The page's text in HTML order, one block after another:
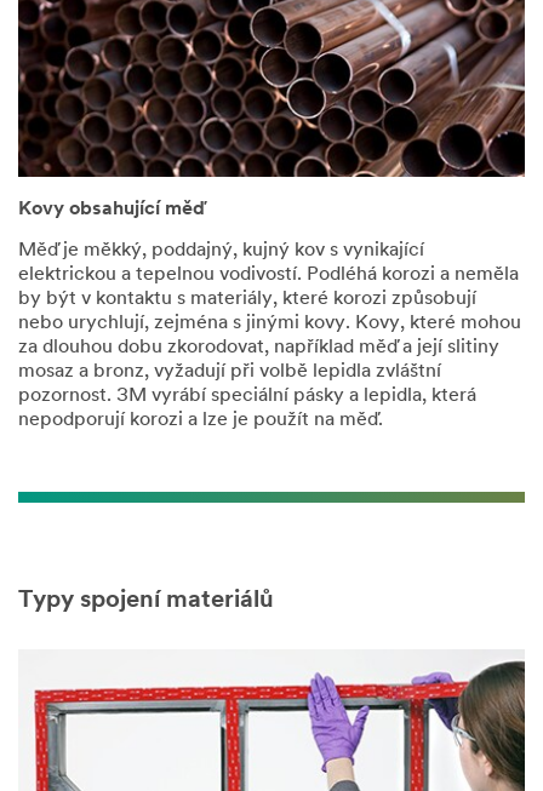
Kovy obsahující měď
Měď je měkký, poddajný, kujný kov s vynikající
elektrickou a tepelnou vodivostí. Podléhá korozi a neměla
by být v kontaktu s materiály, které korozi způsobují
nebo urychlují, zejména s jinými kovy. Kovy, které mohou
za dlouhou dobu zkorodovat, například měď a její slitiny
mosaz a bronz, vyžadují při volbě lepidla zvláštní
pozornost. 3M vyrábí speciální pásky a lepidla, která
nepodporují korozi a lze je použít na měď.
Typy spojení materiálů